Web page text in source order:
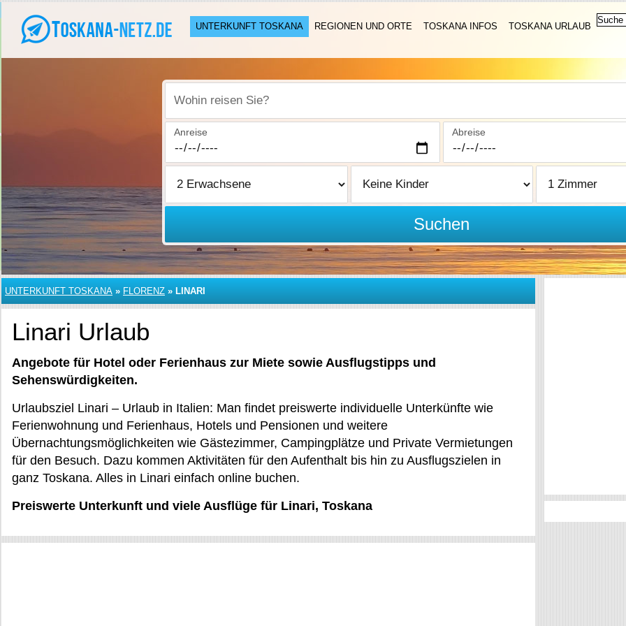
UNTERKUNFT TOSKANA REGIONEN UND ORTE TOSKANA INFOS TOSKANA URLAUB
Wohin reisen Sie?
Anreise Abreise
Suchen
UNTERKUNFT TOSKANA » FLORENZ » LINARI
Linari Urlaub
Angebote für Hotel oder Ferienhaus zur Miete sowie Ausflugstipps und
Sehenswürdigkeiten.
Urlaubsziel Linari – Urlaub in Italien: Man findet preiswerte individuelle Unterkünfte wie
Ferienwohnung und Ferienhaus, Hotels und Pensionen und weitere
Übernachtungsmöglichkeiten wie Gästezimmer, Campingplätze und Private Vermietungen
für den Besuch. Dazu kommen Aktivitäten für den Aufenthalt bis hin zu Ausflugszielen in
ganz Toskana. Alles in Linari einfach online buchen.
Preiswerte Unterkunft und viele Ausflüge für Linari, Toskana